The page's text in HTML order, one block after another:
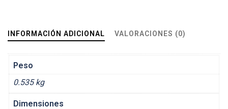
INFORMACIÓN ADICIONAL VALORACIONES (0)
Peso
0.535 kg
Dimensiones